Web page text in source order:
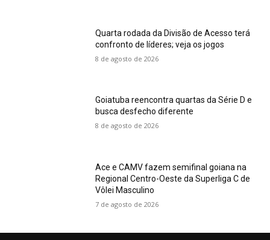
Quarta rodada da Divisão de Acesso terá
confronto de líderes; veja os jogos
8 de agosto de 2026
Goiatuba reencontra quartas da Série D e
busca desfecho diferente
8 de agosto de 2026
Ace e CAMV fazem semifinal goiana na
Regional Centro-Oeste da Superliga C de
Vôlei Masculino
7 de agosto de 2026